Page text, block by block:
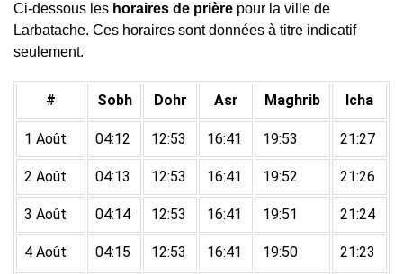
Ci-dessous les horaires de prière pour la ville de
Larbatache. Ces horaires sont données à titre indicatif
seulement.
# Sobh Dohr Asr Maghrib Icha
1 Août 04:12 12:53 16:41 19:53 21:27
2 Août 04:13 12:53 16:41 19:52 21:26
3 Août 04:14 12:53 16:41 19:51 21:24
4 Août 04:15 12:53 16:41 19:50 21:23